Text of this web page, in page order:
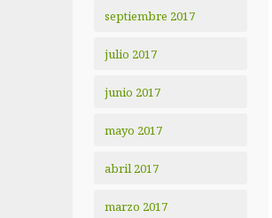
septiembre 2017
julio 2017
junio 2017
mayo 2017
abril 2017
marzo 2017